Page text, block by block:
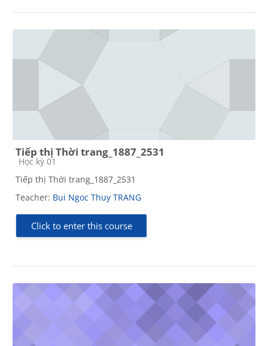
Tiếp thị Thời trang_1887_2531
Course category
Học kỳ 01
Tiếp thị Thời trang_1887_2531
Teacher: Bui Ngoc Thuy TRANG
Click to enter this course